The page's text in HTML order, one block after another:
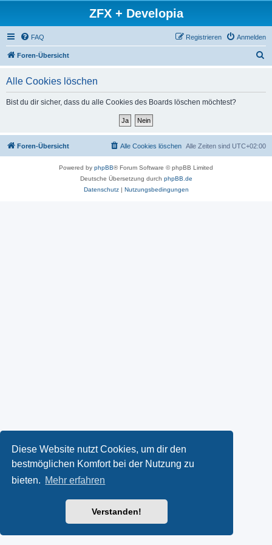
Diese Website nutzt Cookies, um dir den
bestmöglichen Komfort bei der Nutzung zu
bieten. Mehr erfahren
Verstanden!
ZFX + Developia
FAQ Anmelden
Registrieren
Foren-Übersicht
Alle Cookies löschen
Bist du dir sicher, dass du alle Cookies des Boards löschen möchtest?
Foren-Übersicht Alle Zeiten sind UTC+02:00
Alle Cookies löschen
Powered by phpBB® Forum Software © phpBB Limited
Deutsche Übersetzung durch phpBB.de
Datenschutz| Nutzungsbedingungen